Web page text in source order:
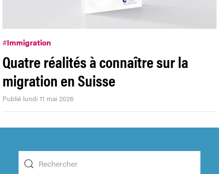
#Immigration
Quatre réalités à connaître sur la
migration en Suisse
Publié lundi 11 mai 2026